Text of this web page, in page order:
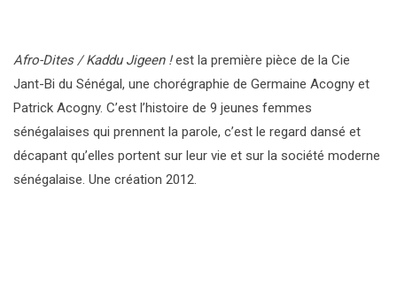
Afro-Dites / Kaddu Jigeen !est la première pièce de la Cie
Jant-Bi du Sénégal, une chorégraphie de Germaine Acogny et
Patrick Acogny. C’est l’histoire de 9 jeunes femmes
sénégalaises qui prennent la parole, c’est le regard dansé et
décapant qu’elles portent sur leur vie et sur la société moderne
sénégalaise. Une création 2012.